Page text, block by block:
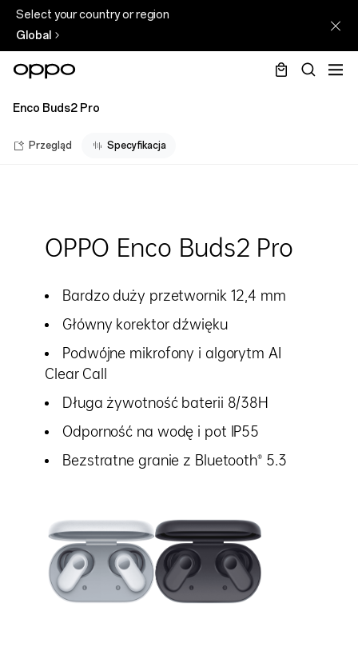
Select your country or region
Global
Enco Buds2 Pro
Przegląd Specyfikacja
OPPO Enco Buds2 Pro
Bardzo duży przetwornik 12,4 mm
Główny korektor dźwięku
Podwójne mikrofony i algorytm AI
Clear Call
Długa żywotność baterii 8/38H
Odporność na wodę i pot IP55
Bezstratne granie z Bluetooth® 5.3